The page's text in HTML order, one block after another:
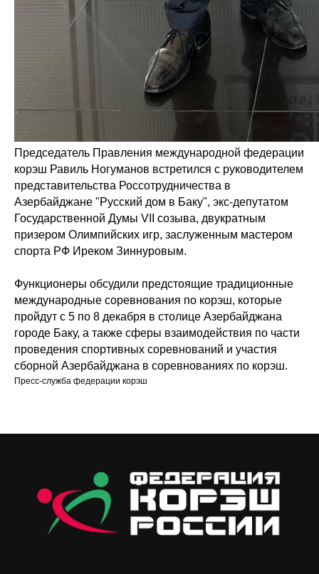
Председатель Правления международной федерации
корэш Равиль Ногуманов встретился с руководителем
представительства Россотрудничества в
Азербайджане "Русский дом в Баку", экс-депутатом
Государственной Думы VII созыва, двукратным
призером Олимпийских игр, заслуженным мастером
спорта РФ Иреком Зиннуровым.
Функционеры обсудили предстоящие традиционные
международные соревнования по корэш, которые
пройдут с 5 по 8 декабря в столице Азербайджана
городе Баку, а также сферы взаимодействия по части
проведения спортивных соревнований и участия
сборной Азербайджана в соревнованиях по корэш.
Пресс-служба федерации корэш